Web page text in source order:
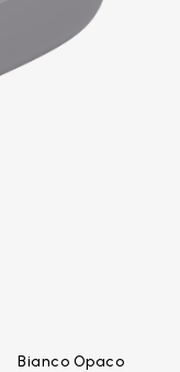
Bianco Opaco